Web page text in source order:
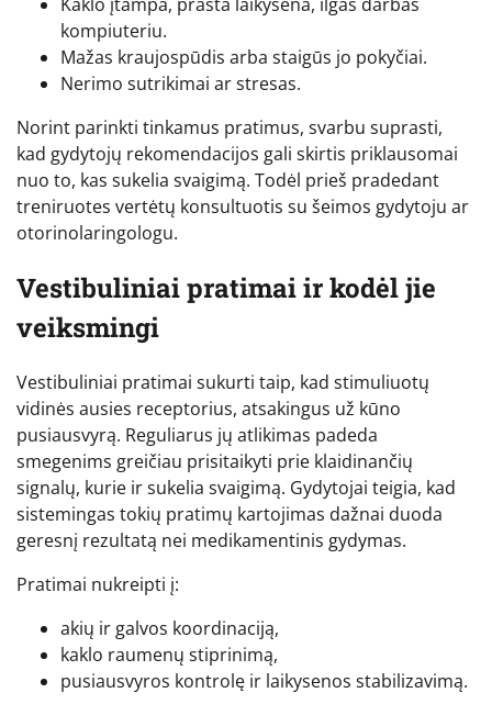
kompiuteriu.
Mažas kraujospūdis arba staigūs jo pokyčiai.
Nerimo sutrikimai ar stresas.
Norint parinkti tinkamus pratimus, svarbu suprasti,
kad gydytojų rekomendacijos gali skirtis priklausomai
nuo to, kas sukelia svaigimą. Todėl prieš pradedant
treniruotes vertėtų konsultuotis su šeimos gydytoju ar
otorinolaringologu.
Vestibuliniai pratimai ir kodėl jie
veiksmingi
Vestibuliniai pratimai sukurti taip, kad stimuliuotų
vidinės ausies receptorius, atsakingus už kūno
pusiausvyrą. Reguliarus jų atlikimas padeda
smegenims greičiau prisitaikyti prie klaidinančių
signalų, kurie ir sukelia svaigimą. Gydytojai teigia, kad
sistemingas tokių pratimų kartojimas dažnai duoda
geresnį rezultatą nei medikamentinis gydymas.
Pratimai nukreipti į:
akių ir galvos koordinaciją,
kaklo raumenų stiprinimą,
pusiausvyros kontrolę ir laikysenos stabilizavimą.